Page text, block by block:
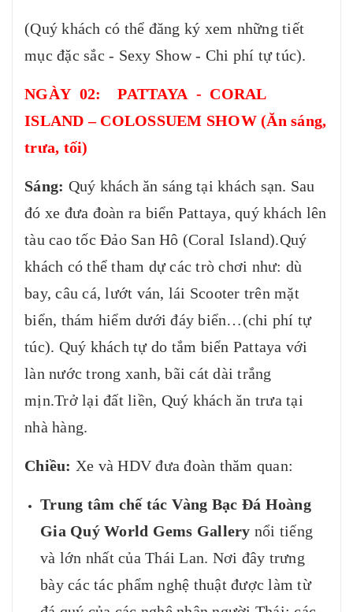
(Quý khách có thể đăng ký xem những tiết
mục đặc sắc - Sexy Show - Chi phí tự túc).
NGÀY 02: PATTAYA - CORAL
ISLAND – COLOSSUEM SHOW (Ăn sáng,
trưa, tối)
Sáng: Quý khách ăn sáng tại khách sạn. Sau
đó xe đưa đoàn ra biển Pattaya, quý khách lên
tàu cao tốc Đảo San Hô (Coral Island).Quý
khách có thể tham dự các trò chơi như: dù
bay, câu cá, lướt ván, lái Scooter trên mặt
biển, thám hiểm dưới đáy biển…(chi phí tự
túc). Quý khách tự do tắm biển Pattaya với
làn nước trong xanh, bãi cát dài trắng
mịn.Trở lại đất liền, Quý khách ăn trưa tại
nhà hàng.
Chiều: Xe và HDV đưa đoàn thăm quan:
Trung tâm chế tác Vàng Bạc Đá Hoàng
Gia Quý World Gems Gallery nổi tiếng
và lớn nhất của Thái Lan. Nơi đây trưng
bày các tác phẩm nghệ thuật được làm từ